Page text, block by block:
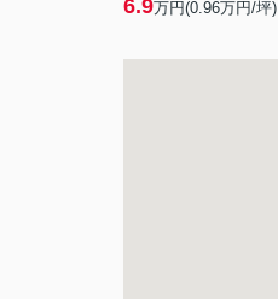
6.9万円(0.96万円/坪)